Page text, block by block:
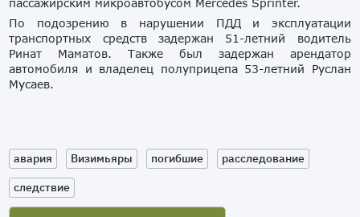
пассажирским микроавтобусом Mercedes Sprinter.
По подозрению в нарушении ПДД и эксплуатации
транспортных средств задержан 51-летний водитель
Ринат Маматов. Также был задержан арендатор
автомобиля и владелец полуприцепа 53-летний Руслан
Мусаев.
авария Визимьяры погибшие
расследование
следствие